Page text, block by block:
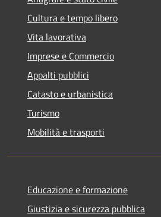
Cultura e tempo libero
Vita lavorativa
Imprese e Commercio
Appalti pubblici
Catasto e urbanistica
Turismo
Mobilità e trasporti
Educazione e formazione
Giustizia e sicurezza pubblica